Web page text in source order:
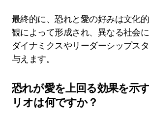
最終的に、恐れと愛の好みは文化
観によって形成され、異なる社会
ダイナミクスやリーダーシップス
与えます。
恐れが愛を上回る効果を示
リオは何ですか？